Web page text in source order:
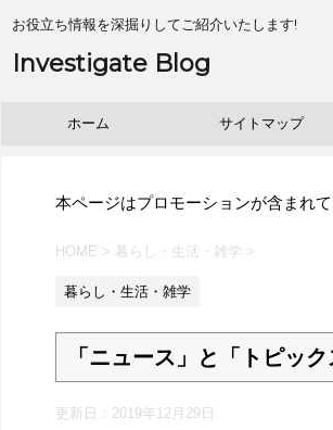
お役立ち情報を深掘りしてご紹介いたします!
Investigate Blog
ホーム サイトマップ
本ページはプロモーションが含まれ
HOME > 暮らし・生活・雑学 >
暮らし・生活・雑学
「ニュース」と「トピッ
更新日： 2019年12月29日